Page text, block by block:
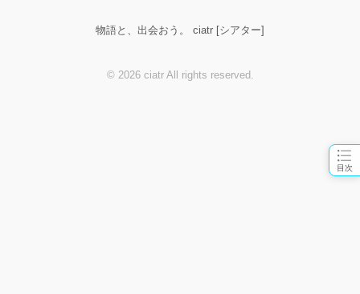
目次
物語と、出会おう。 ciatr [シアター]
© 2026 ciatr All rights reserved.